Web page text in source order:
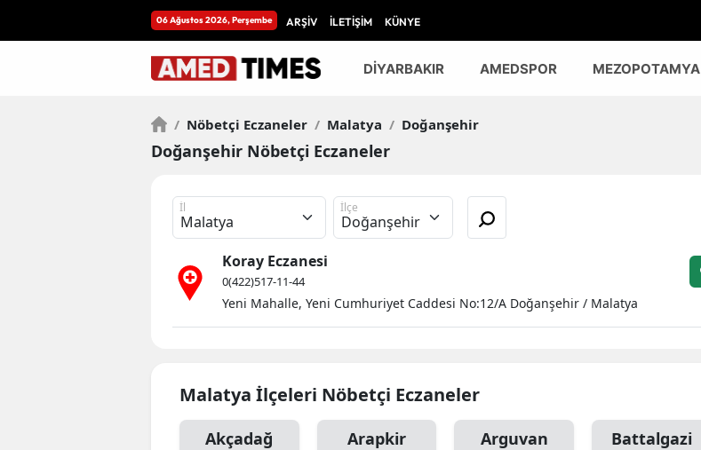
06 Ağustos 2026, Perşembe ARŞİV İLETİŞİM KÜNYE
DİYARBAKIR AMEDSPOR MEZOPOTAMYA
/ Nöbetçi Eczaneler / Malatya / Doğanşehir
Doğanşehir Nöbetçi Eczaneler
İl İlçe
Koray Eczanesi
0(422)517-11-44
Yeni Mahalle, Yeni Cumhuriyet Caddesi No:12/A Doğanşehir / Malatya
Malatya İlçeleri Nöbetçi Eczaneler
Akçadağ
Arapkir
Arguvan
Battalgazi